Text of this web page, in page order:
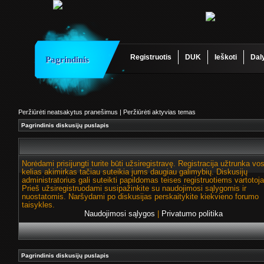
Pagrindinis Registruotis DUK Ieškoti
Peržiūrėti neatsakytus pranešimus | Peržiūrėti aktyvias temas
Pagrindinis diskusijų puslapis
Norėdami prisijungti turite būti užsiregistravę. Registracija užtrunka vos
kelias akimirkas tačiau suteikia jums daugiau galimybių. Diskusijų
administratorius gali suteikti papildomas teises registruotiems
Prieš užsiregistruodami susipažinkite su naudojimosi sąlygomis ir
nuostatomis. Naršydami po diskusijas perskaitykite kiekvieno forumo
taisykles.
Naudojimosi sąlygos
Privatumo politika
Pagrindinis diskusijų puslapis